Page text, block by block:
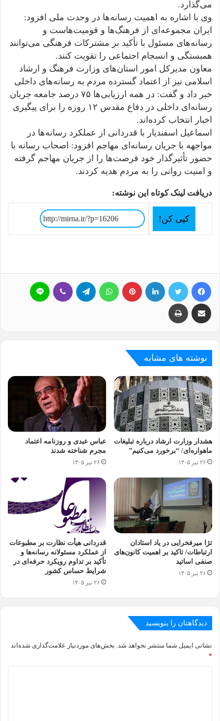
می‌گذارد.
وی با اشاره به اهمیت رسانه‌ها در وحدت ملی افزود:
ایران مجموعه‌ای از فرهنگ‌ها و قومیت‌هاست و
رسانه‌های مسئول با تأکید بر مشترکات فرهنگی می‌توانند
همبستگی و انسجام اجتماعی را تقویت کنند.
معاون مدیرکل امور استان‌های وزارت فرهنگ و ارشاد
اسلامی نیز از اعتماد گسترده مردم به رسانه‌های داخلی
خبر داد و گفت: در همه ارزیابی‌ها ۷۵ درصد جامعه جریان
رسانه‌ای داخلی در دفاع مقدس ۱۲ روزه را برای پیگیری
اخبار انتخاب کرده‌اند.
اسماعیل اسفندیار با قدردانی از عملکرد رسانه‌ها در
مواجهه با جریان رسانه‌ای مهاجم افزود: اصحاب رسانه با
حضور تأثیرگذار خود فرصت‌ها را از جریان مهاجم گرفته
و امنیت روانی را به مردم هدیه کردند.
دریافت لینک کوتاه این نوشته:
کپی کن!
فیسبوک توییتر لینکداین پینتریست تلگرام وایبر
اشتراک گذاری با ایمیل چاپ
نوشته های مشابه
هشدار وزارت ارشاد درباره تبلیغات
ماهواره‌ای/ “برخورد می‌کنیم”
۲۶ تیر ۱۴۰۵
عباس عبدی و روزنامه اعتماد
مجرم شناخته شدند
۲۶ تیر ۱۴۰۵
تژا میرفخرایی در یاد استادان
ارتباطات/ تاکید بر اهمیت کانون‌های
صنفی اساتید
۲۶ تیر ۱۴۰۵
قدردانی هیأت نظارت بر مطبوعات
از عملکرد مسئولانه رسانه‌ها و
تأکید بر تداوم رویکرد حرفه‌ای در
شرایط حساس کشور
۲۶ تیر ۱۴۰۵
دیدگاهتان را بنویسید
نشانی ایمیل شما منتشر نخواهد شد. بخش‌های موردنیاز علامت‌گذاری شده‌اند
*